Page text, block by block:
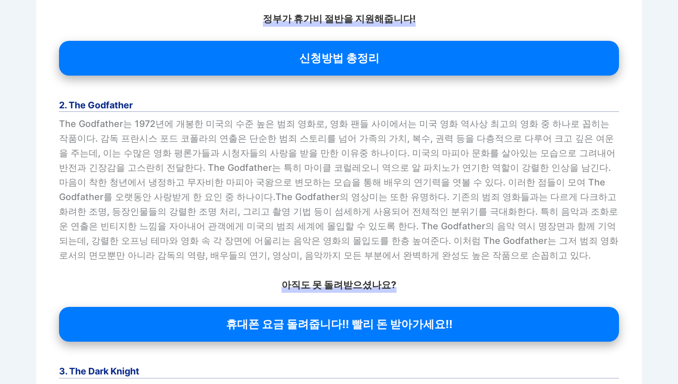
정부가 휴가비 절반을 지원해줍니다!
신청방법 총정리
2. The Godfather
The Godfather는 1972년에 개봉한 미국의 수준 높은 범죄 영화로, 영화 팬들 사이에서는 미국 영화 역사상 최고의 영화 중 하나로 꼽히는
작품이다. 감독 프란시스 포드 코폴라의 연출은 단순한 범죄 스토리를 넘어 가족의 가치, 복수, 권력 등을 다층적으로 다루어 크고 깊은 여운
을 주는데, 이는 수많은 영화 평론가들과 시청자들의 사랑을 받을 만한 이유중 하나이다. 미국의 마피아 문화를 살아있는 모습으로 그려내어
반전과 긴장감을 고스란히 전달한다. The Godfather는 특히 마이클 코럴레오니 역으로 알 파치노가 연기한 역할이 강렬한 인상을 남긴다.
마음이 착한 청년에서 냉정하고 무자비한 마피아 국왕으로 변모하는 모습을 통해 배우의 연기력을 엿볼 수 있다. 이러한 점들이 모여 The
Godfather를 오랫동안 사랑받게 한 요인 중 하나이다.The Godfather의 영상미는 또한 유명하다. 기존의 범죄 영화들과는 다르게 다크하고
화려한 조명, 등장인물들의 강렬한 조명 처리, 그리고 촬영 기법 등이 섬세하게 사용되어 전체적인 분위기를 극대화한다. 특히 음악과 조화로
운 연출은 빈티지한 느낌을 자아내어 관객에게 미국의 범죄 세계에 몰입할 수 있도록 한다. The Godfather의 음악 역시 명장면과 함께 기억
되는데, 강렬한 오프닝 테마와 영화 속 각 장면에 어울리는 음악은 영화의 몰입도를 한층 높여준다. 이처럼 The Godfather는 그저 범죄 영화
로서의 면모뿐만 아니라 감독의 역량, 배우들의 연기, 영상미, 음악까지 모든 부분에서 완벽하게 완성도 높은 작품으로 손꼽히고 있다.
아직도 못 돌려받으셨나요?
휴대폰 요금 돌려줍니다!! 빨리 돈 받아가세요!!
3. The Dark Knight